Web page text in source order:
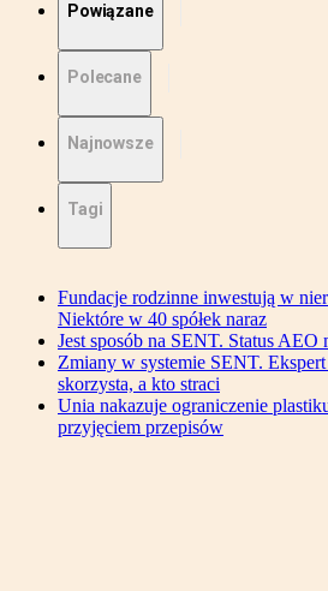
Powiązane
Polecane
Najnowsze
Tagi
Fundacje rodzinne inwestują w
Niektóre w 40 spółek naraz
Jest sposób na SENT. Status
Zmiany w systemie SENT.
skorzysta, a kto straci
Unia nakazuje ograniczenie
przyjęciem przepisów